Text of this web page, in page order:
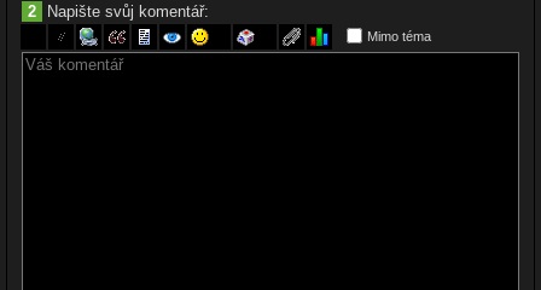
2 Napište svůj komentář:
Mimo téma